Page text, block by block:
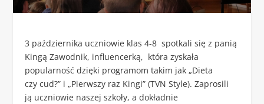
3 października uczniowie klas 4-8 spotkali się z panią
Kingą Zawodnik, influencerką, która zyskała
popularność dzięki programom takim jak „Dieta
czy cud?” i „Pierwszy raz Kingi” (TVN Style). Zaprosili
ją uczniowie naszej szkoły, a dokładnie